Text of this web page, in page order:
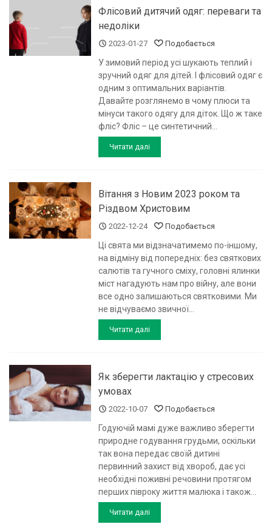
Флісовий дитячий одяг: переваги та
недоліки
2023-01-27 Подобається
У зимовий період усі шукають теплий і
зручний одяг для дітей. І флісовий одяг є
одним з оптимальних варіантів.
Давайте розглянемо в чому плюси та
мінуси такого одягу для діток. Що ж таке
фліс? Фліс – це синтетичний...
Читати далі
Вітання з Новим 2023 роком та
Різдвом Христовим
2022-12-24 Подобається
Ці свята ми відзначатимемо по-іншому,
на відміну від попередніх: без святкових
салютів та гучного сміху, головні ялинки
міст нагадують нам про війну, але вони
все одно залишаються святковими. Ми
не відчуваємо звичної...
Читати далі
Як зберегти лактацію у стресових
умовах
2022-10-07 Подобається
Годуючій мамі дуже важливо зберегти
природне годування грудьми, оскільки
так вона передає своїй дитині
первинний захист від хвороб, дає усі
необхідні поживні речовини протягом
перших півроку життя малюка і також...
Читати далі